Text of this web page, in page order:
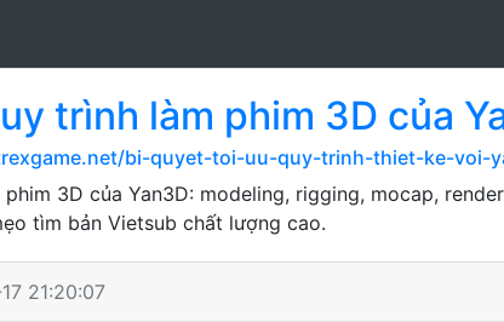
trình làm phim 3D của
bi-quyet-toi-uu-quy-trinh-thiet-ke-voi-
3D của Yan3D: modeling, rigging, mocap,
tìm bản Vietsub chất lượng cao.
21:20:07